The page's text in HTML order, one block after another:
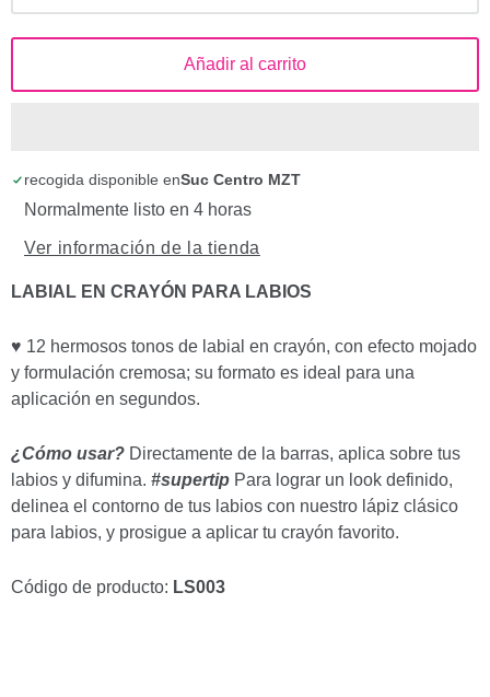
Añadir al carrito
recogida disponible enSuc Centro MZT
Normalmente listo en 4 horas
Ver información de la tienda
LABIAL EN CRAYÓN PARA LABIOS
♥ 12 hermosos tonos de labial en crayón, con efecto mojado
y formulación cremosa; su formato es ideal para una
aplicación en segundos.
¿Cómo usar? Directamente de la barras, aplica sobre tus
labios y difumina. #supertip Para lograr un look definido,
delinea el contorno de tus labios con nuestro lápiz clásico
para labios, y prosigue a aplicar tu crayón favorito.
Código de producto: LS003